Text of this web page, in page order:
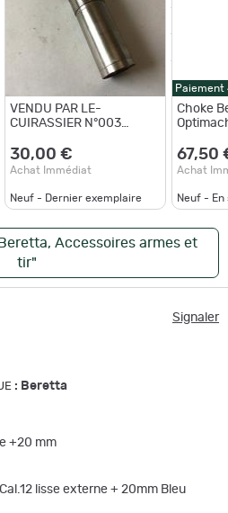
VENDU PAR LE-
CUIRASSIER N°003
ENCOCHES CALIBRE 12
FUSIL BERETTA ET
30,00 €
Achat Immédiat
Neuf - Dernier exemplaire
Paiement
Choke
67,50
Achat
Neuf - En
Accessoires armes et
tir"
Signaler
: Beretta
+20 mm
lisse externe + 20mm Bleu